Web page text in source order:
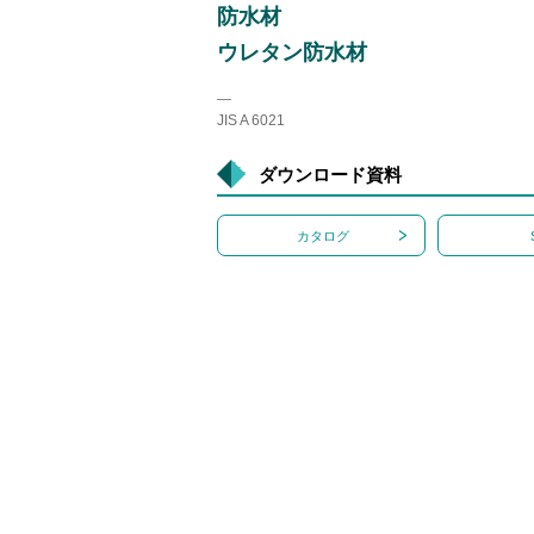
防水材
ウレタン防水材
―
JIS A 6021
ダウンロード資料
カタログ